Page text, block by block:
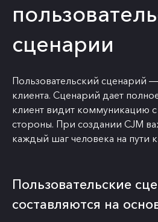
сценарии
Пользовательский сценарий
клиента. Сценарий дает
клиент видит коммуникацию
стороны. При создании CJM
каждый шаг человека на пути
Пользовательские
составляются на